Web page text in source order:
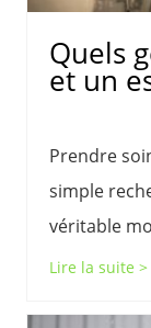
Quels
et un
Prendre
simple
véritable
Lire la suite >